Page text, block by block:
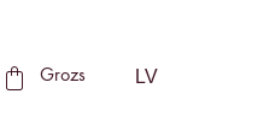
Grozs LV